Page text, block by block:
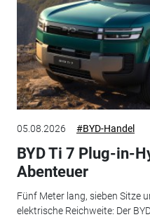
05.08.2026 #BYD-Handel
BYD Ti 7 Plug-in-
Abenteuer
Fünf Meter lang, sieben Sitze
elektrische Reichweite: Der